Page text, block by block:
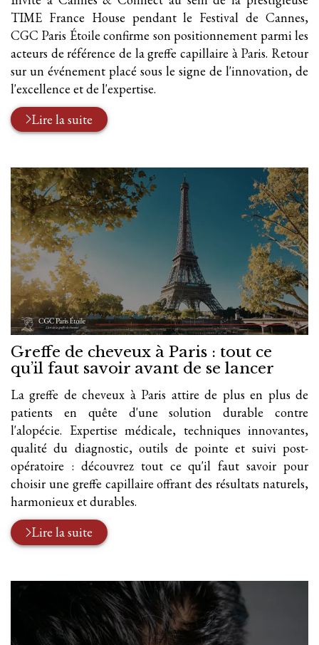
TIME France House pendant le Festival de Cannes,
CGC Paris Étoile confirme son positionnement parmi les
acteurs de référence de la greffe capillaire à Paris. Retour
sur un événement placé sous le signe de l'innovation, de
l'excellence et de l'expertise.
Lire la suite
Greffe de cheveux à Paris : tout ce
qu’il faut savoir avant de se lancer
La greffe de cheveux à Paris attire de plus en plus de
patients en quête d'une solution durable contre
l'alopécie. Expertise médicale, techniques innovantes,
qualité du diagnostic, outils de pointe et suivi post-
opératoire : découvrez tout ce qu'il faut savoir pour
choisir une greffe capillaire offrant des résultats naturels,
harmonieux et durables.
Lire la suite